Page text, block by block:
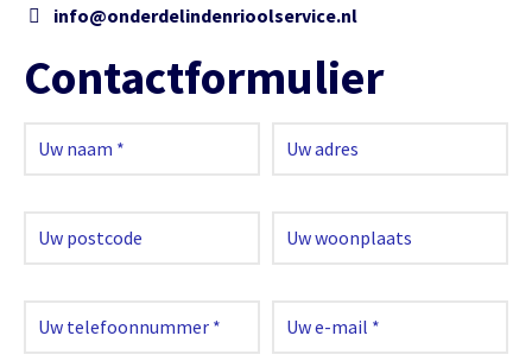
info@onderdelindenrioolservice.nl
Contactformulier